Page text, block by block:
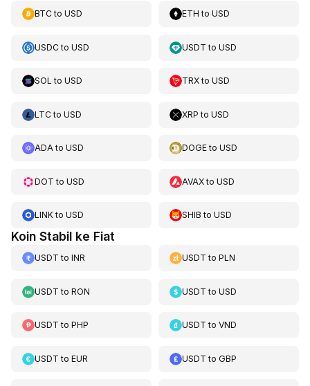
BTCto USD ETH toUSD
USDCto USD USDT toUSD
SOL to USD TRXtoUSD
LTCto USD XRP toUSD
ADAto USD DOGEtoUSD
DOT to USD AVAXtoUSD
LINKto USD SHIB toUSD
Koin Stabil ke Fiat
USDT to INR USDT toPLN
USDT to RON USDT toUSD
USDT to PHP USDT toVND
USDT to EUR USDT toGBP